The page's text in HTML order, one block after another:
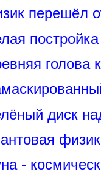
перешёл
голова
диск
-